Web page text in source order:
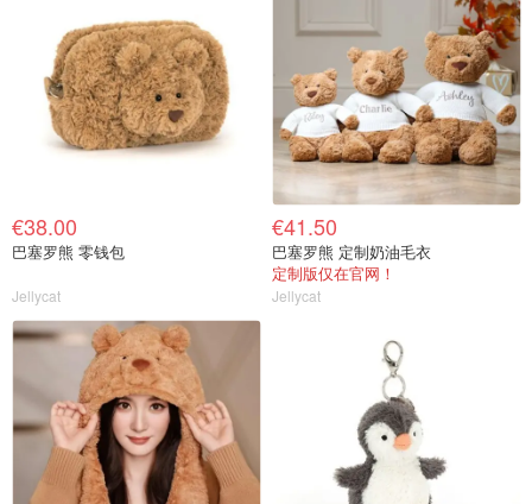
€38.00
巴塞罗熊 零钱包
Jellycat
€41.50
巴塞罗熊 定制奶油毛衣
定制版仅在官网！
Jellycat